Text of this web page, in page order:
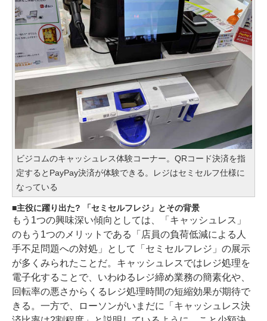
ビジコムのキャッシュレス体験コーナー。QRコード決済を指
定するとPayPay決済が体験できる。レジはセミセルフ仕様に
なっている
主役に躍り出た? 「セミセルフレジ」とその背景
もう1つの興味深い傾向としては、「キャッシュレス」
のもう1つのメリットである「店員の負荷低減による人
手不足問題への対処」として「セミセルフレジ」の展示
が多くみられたことだ。キャッシュレスではレジ処理を
電子化することで、いわゆるレジ締め業務の簡素化や、
回転率の悪さからくるレジ処理時間の短縮効果が期待で
きる。一方で、ローソンがいまだに「キャッシュレス決